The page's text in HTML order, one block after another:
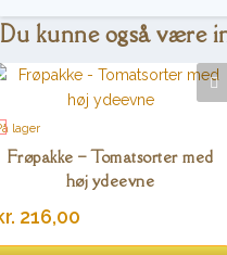
Du kunne også være
lager
Frøpakke – Tomatsorter med
høj ydeevne
216,00